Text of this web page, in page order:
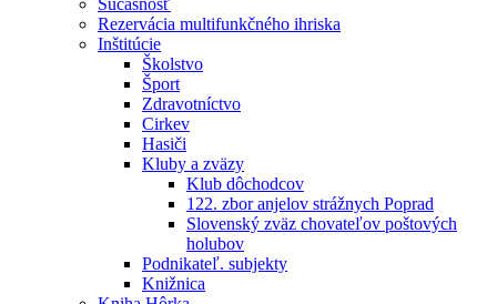
Súčasnosť
Rezervácia multifunkčného ihriska
Inštitúcie
Školstvo
Šport
Zdravotníctvo
Cirkev
Hasiči
Kluby a zväzy
Klub dôchodcov
122. zbor anjelov strážnych Poprad
Slovenský zväz chovateľov poštových
holubov
Podnikateľ. subjekty
Knižnica